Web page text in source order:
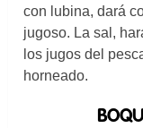
con lubina, dará
jugoso. La sal,
los jugos del
horneado.